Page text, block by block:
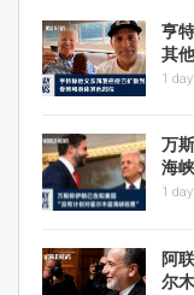
亨
其
1
万
海
1
阿
尔